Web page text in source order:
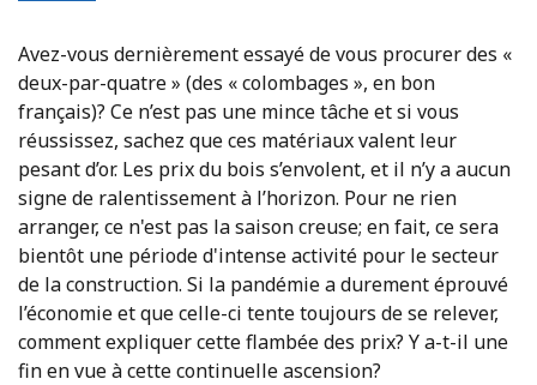
Avez-vous dernièrement essayé de vous procurer des «
deux-par-quatre » (des « colombages », en bon
français)? Ce n’est pas une mince tâche et si vous
réussissez, sachez que ces matériaux valent leur
pesant d’or. Les prix du bois s’envolent, et il n’y a aucun
signe de ralentissement à l’horizon. Pour ne rien
arranger, ce n'est pas la saison creuse; en fait, ce sera
bientôt une période d'intense activité pour le secteur
de la construction. Si la pandémie a durement éprouvé
l’économie et que celle-ci tente toujours de se relever,
comment expliquer cette flambée des prix? Y a-t-il une
fin en vue à cette continuelle ascension?